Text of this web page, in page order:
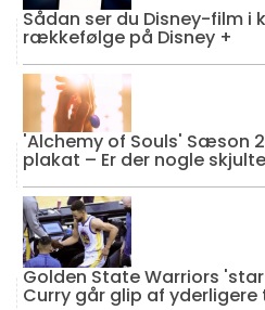
Sådan ser du Disney-film i
rækkefølge på Disney +
'Alchemy of Souls' Sæson
plakat – Er der nogle
Golden State Warriors
Curry går glip af yderligere